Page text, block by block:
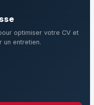
optimiser votre CV et
un entretien.